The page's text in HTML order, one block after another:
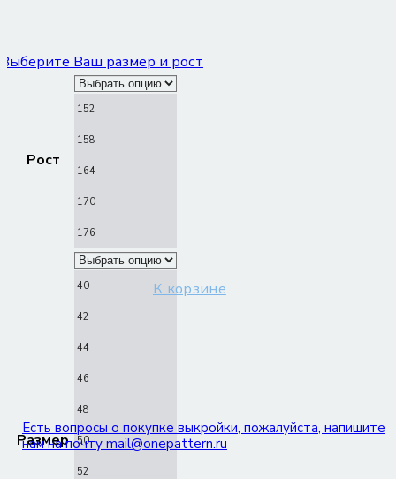
Выберите Ваш размер и рост
К корзине
Есть вопросы о покупке выкройки, пожалуйста, напишите
нам на почту mail@onepattern.ru
Рост
152
158
164
170
176
Размер
40
42
44
46
48
50
52